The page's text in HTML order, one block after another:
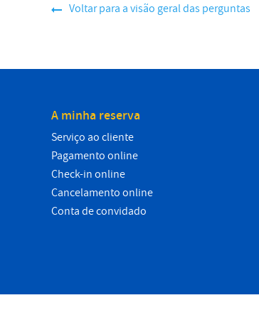
Voltar para a visão geral das perguntas
A minha reserva
Serviço ao cliente
Pagamento online
Check-in online
Cancelamento online
Conta de convidado